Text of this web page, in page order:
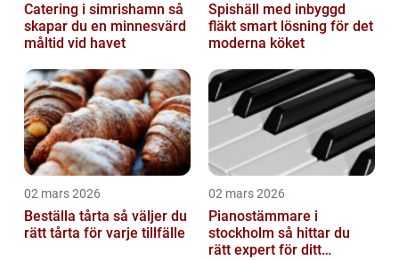
Catering i simrishamn så
skapar du en minnesvärd
måltid vid havet
Spishäll med inbyggd
fläkt smart lösning för det
moderna köket
02 mars 2026
Beställa tårta så väljer du
rätt tårta för varje tillfälle
02 mars 2026
Pianostämmare i
stockholm så hittar du
rätt expert för ditt